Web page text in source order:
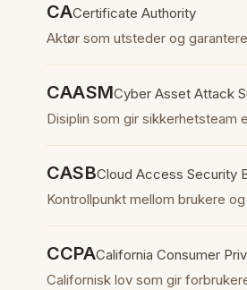
CACertificate Authority
Aktør som utsteder og
CAASMCyber Asset Attack
Disiplin som gir sikkerhetsteam
CASBCloud Access Security
Kontrollpunkt mellom brukere
CCPACalifornia Consumer
Californisk lov som gir